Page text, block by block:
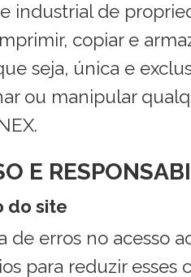
de
copiar e
seja, única e
ou manipular
E
do site
de erros no acesso
para reduzir